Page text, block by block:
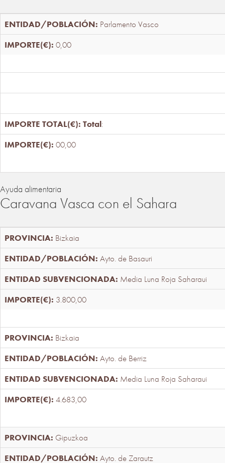
Parlamento Vasco
0,00
Total:
00,00
Ayuda alimentaria
Caravana Vasca con el Sahara
Bizkaia
Ayto. de Basauri
Media Luna Roja Saharaui
3.800,00
Bizkaia
Ayto. de Berriz
Media Luna Roja Saharaui
4.683,00
Gipuzkoa
Ayto. de Zarautz